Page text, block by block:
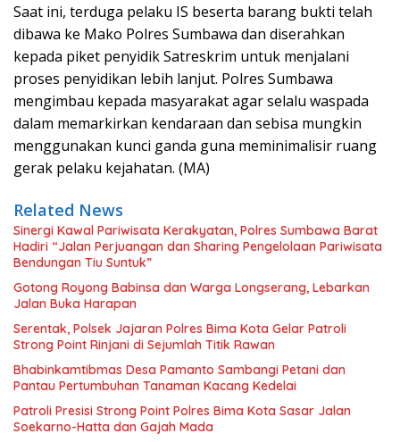
Saat ini, terduga pelaku IS beserta barang bukti telah
dibawa ke Mako Polres Sumbawa dan diserahkan
kepada piket penyidik Satreskrim untuk menjalani
proses penyidikan lebih lanjut. Polres Sumbawa
mengimbau kepada masyarakat agar selalu waspada
dalam memarkirkan kendaraan dan sebisa mungkin
menggunakan kunci ganda guna meminimalisir ruang
gerak pelaku kejahatan. (MA)
Related News
Sinergi Kawal Pariwisata Kerakyatan, Polres Sumbawa Barat
Hadiri “Jalan Perjuangan dan Sharing Pengelolaan Pariwisata
Bendungan Tiu Suntuk”
Gotong Royong Babinsa dan Warga Longserang, Lebarkan
Jalan Buka Harapan
Serentak, Polsek Jajaran Polres Bima Kota Gelar Patroli
Strong Point Rinjani di Sejumlah Titik Rawan
Bhabinkamtibmas Desa Pamanto Sambangi Petani dan
Pantau Pertumbuhan Tanaman Kacang Kedelai
Patroli Presisi Strong Point Polres Bima Kota Sasar Jalan
Soekarno-Hatta dan Gajah Mada